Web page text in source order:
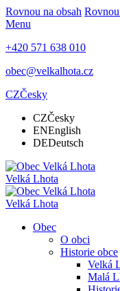
Rovnou na obsah
Menu
+420 571 638 010
obec@velkalhota.cz
CZČesky
CZČesky
ENEnglish
DEDeutsch
Velká Lhota
Velká Lhota
Obec
O obci
Historie obce
Velká
Malá